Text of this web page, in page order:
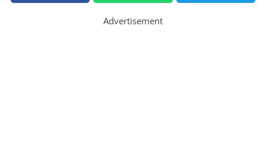
Advertisement